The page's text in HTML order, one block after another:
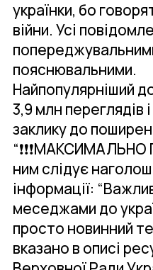
українки, бо
війни. Усі
пояснювальними.
Найпопулярніший
3,9 млн переглядів
заклику до
ним слідує
інформації:
меседжами до
просто новинний
вказано в описі